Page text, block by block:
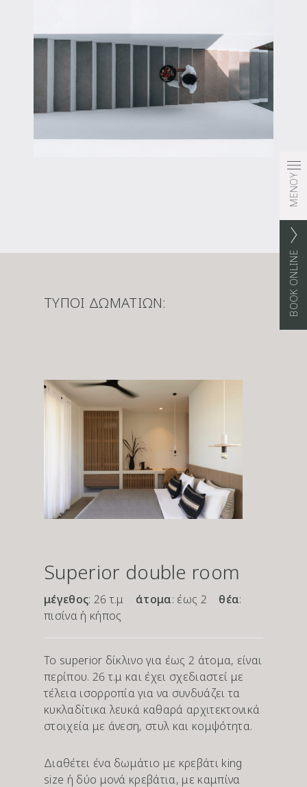
ΜΕΝΟΥ
BOOK ONLINE
ΤΎΠΟΙ ΔΩΜΑΤΊΩΝ:
Superior double room
μέγεθος: 26 τ.μ άτομα: έως 2 θέα:
πισίνα ή κήπος
Το superior δίκλινο για έως 2 άτομα, είναι
περίπου. 26 τ.μ και έχει σχεδιαστεί με
τέλεια ισορροπία για να συνδυάζει τα
κυκλαδίτικα λευκά καθαρά αρχιτεκτονικά
στοιχεία με άνεση, στυλ και κομψότητα.
Διαθέτει ένα δωμάτιο με κρεβάτι king
size ή δύο μονά κρεβάτια, με καμπίνα